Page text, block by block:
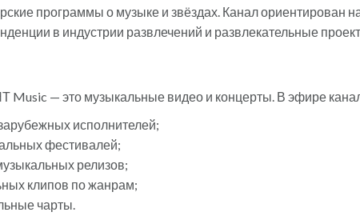
программы о музыке и звёздах. Канал ориентирован
в индустрии развлечений и развлекательные
Music — это музыкальные видео и концерты. В эфире
исполнителей;
фестивалей;
релизов;
клипов по жанрам;
чарты.